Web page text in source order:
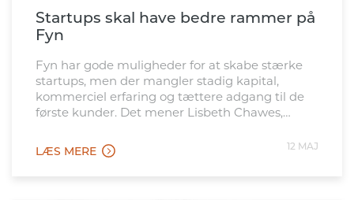
Startups skal have bedre rammer på
Fyn
Fyn har gode muligheder for at skabe stærke
startups, men der mangler stadig kapital,
kommerciel erfaring og tættere adgang til de
første kunder. Det mener Lisbeth Chawes,
Erhverv og CEO i softwarevirksomheden
Finari.dk. Det fortæller hun i podcasten 3-2-1
LÆS MERE 12 MAJ